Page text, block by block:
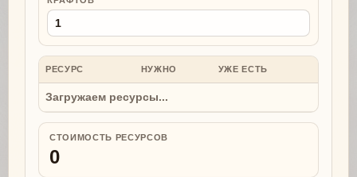
РЕСУРС НУЖНО УЖЕ ЕСТЬ
Загружаем ресурсы...
СТОИМОСТЬ РЕСУРСОВ
0